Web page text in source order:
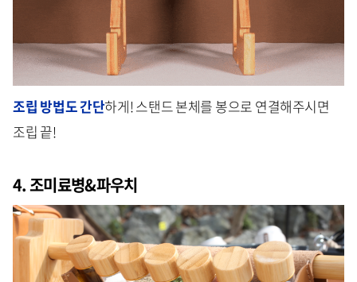
조립 방법도 간단하게! 스탠드 본체를 봉으로 연결해주시면
조립 끝!
4. 조미료병&파우치